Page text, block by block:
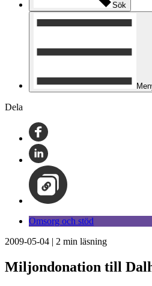
Sök
Dela
Omsorg och stöd
2009-05-04 | 2 min läsning
Miljondonation till